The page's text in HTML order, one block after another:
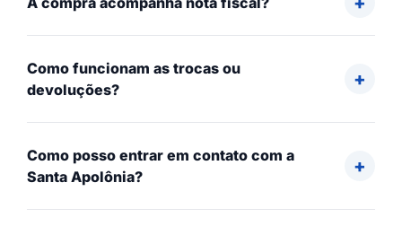
Como funcionam as trocas ou
devoluções?
Como posso entrar em contato com a
Santa Apolônia?